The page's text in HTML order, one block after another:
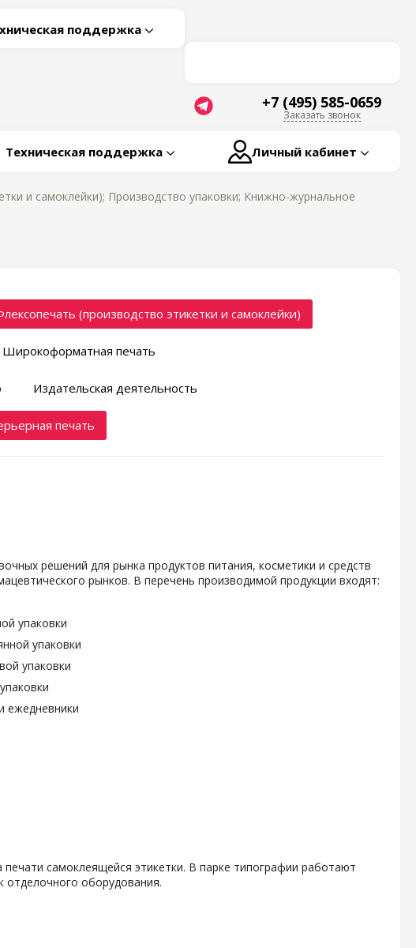
поддержка
+7 (495) 585-0659
Заказать звонок
Техническая поддержка Личный кабинет
и самоклейки); Производство упаковки; Книжно-журнальное
(производство этикетки и самоклейки)
Широкоформатная печать
Издательская деятельность
печать
решений для рынка продуктов питания, косметики и средств
рынков. В перечень производимой продукции входят:
упаковки
упаковки
упаковки
ежедневники
самоклеящейся этикетки. В парке типографии работают
отделочного оборудования.